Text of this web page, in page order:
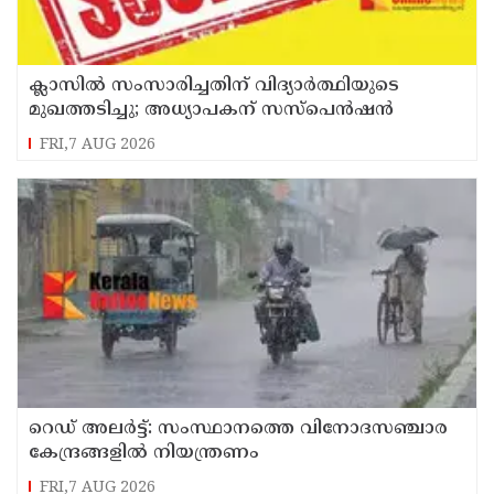
ക്ലാസിൽ സംസാരിച്ചതിന് വിദ്യാര്‍ത്ഥിയുടെ
മുഖത്തടിച്ചു; അധ്യാപകന് സസ്പെൻഷൻ
FRI,7 AUG 2026
റെഡ് അലർട്ട്: സംസ്ഥാനത്തെ വിനോദസഞ്ചാര
കേന്ദ്രങ്ങളിൽ നിയന്ത്രണം
FRI,7 AUG 2026